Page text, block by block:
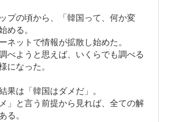
プの頃から、「韓国って、何か変
める。
ネットで情報が拡散し始めた。
べようと思えば、いくらでも調べる
になった。
果は「韓国はダメだ」。
」と言う前提から見れば、全ての解
る。